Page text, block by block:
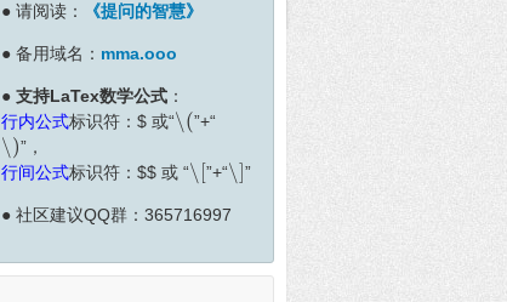
● 请阅读： 《提问的智慧》
● 备用域名： mma.ooo
● 支持LaTex数学公式 ：
行内公式标识符： $ 或“∖(
∖ ( ”+“
∖)
∖ ) ”，
行间公式标识符： $$ 或 “∖
∖ ”+“∖
∖ ”
● 社区建议QQ群：365716997